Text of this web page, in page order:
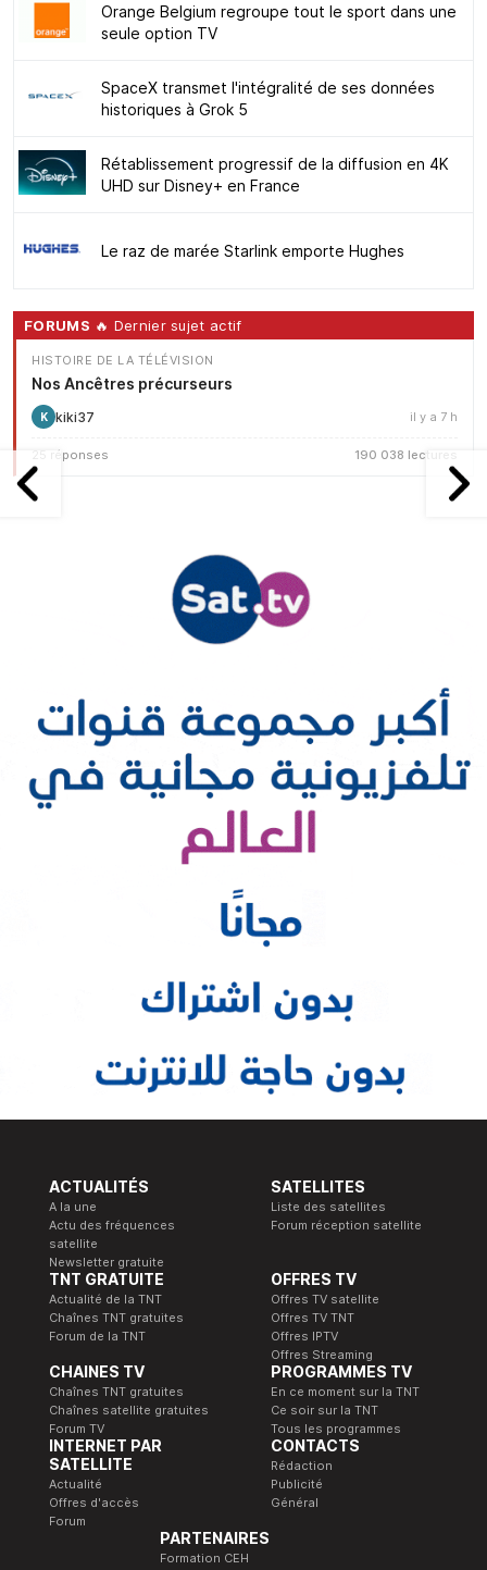
Orange Belgium regroupe tout le sport dans une
seule option TV
SpaceX transmet l'intégralité de ses données
historiques à Grok 5
Rétablissement progressif de la diffusion en 4K
UHD sur Disney+ en France
Le raz de marée Starlink emporte Hughes
FORUMS 🔥 Dernier sujet actif
HISTOIRE DE LA TÉLÉVISION
Nos Ancêtres précurseurs
K kiki37 il y a 7 h
25 réponses 190 038 lectures
ACTUALITÉS
A la une
Actu des fréquences
satellite
Newsletter gratuite
SATELLITES
Liste des satellites
Forum réception satellite
TNT GRATUITE
Actualité de la TNT
Chaînes TNT gratuites
Forum de la TNT
OFFRES TV
Offres TV satellite
Offres TV TNT
Offres IPTV
Offres Streaming
CHAINES TV
Chaînes TNT gratuites
Chaînes satellite gratuites
Forum TV
PROGRAMMES TV
En ce moment sur la TNT
Ce soir sur la TNT
Tous les programmes
INTERNET PAR
SATELLITE
Actualité
Offres d'accès
Forum
CONTACTS
Rédaction
Publicité
Général
PARTENAIRES
Formation CEH